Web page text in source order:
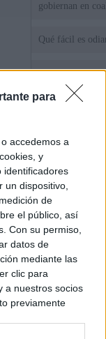
para
accedemos a
y
identificadores
un dispositivo,
de
el público, así
Con su permiso,
datos de
mediante las
clic para
a nuestros socios
previamente
gobiernan en
Qué fácil es
Tatuajes,
que busca a los
Ceuta
del PP: así es la
ático de Ayuso